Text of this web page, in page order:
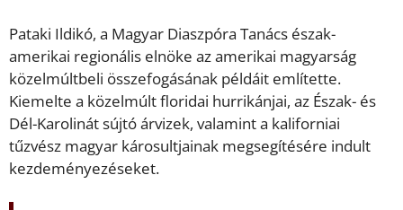
Pataki Ildikó, a Magyar Diaszpóra Tanács észak-
amerikai regionális elnöke az amerikai magyarság
közelmúltbeli összefogásának példáit említette.
Kiemelte a közelmúlt floridai hurrikánjai, az Észak- és
Dél-Karolinát sújtó árvizek, valamint a kaliforniai
tűzvész magyar károsultjainak megsegítésére indult
kezdeményezéseket.